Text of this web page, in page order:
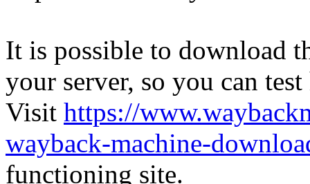
It is possible to download
your server, so you can
Visit https://
wayback-machine-
functioning site.